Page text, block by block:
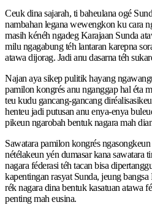
Ceuk dina sajarah, ti baheulana ogé
nambahan legana wewengkon ku cara
masih kénéh ngadeg Karajaan Sunda
milu ngagabung téh lantaran karepna
atawa dijorag. Jadi anu dasarna téh
Najan aya sikep pulitik hayang
pamilon kongrés anu nganggap hal éta
teu kudu gancang-gancang
henteu jadi putusan anu enya-enya
pikeun ngarobah bentuk nagara mah
Sawatara pamilon kongrés
nétélakeun yén dumasar kana sawatara
nagara féderasi téh tacan bisa
kapentingan rasyat Sunda, jeung
rék nagara dina bentuk kasatuan atawa
penting mah eusina.